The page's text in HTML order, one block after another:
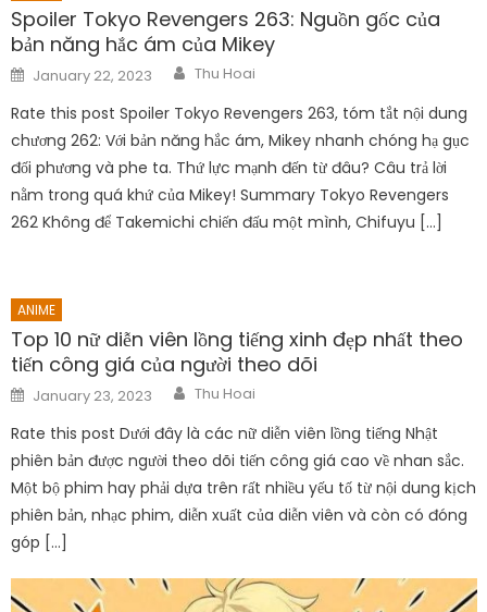
Spoiler Tokyo Revengers 263: Nguồn gốc của
bản năng hắc ám của Mikey
Posted
on
January 22, 2023 Author
Thu Hoai
Rate this post Spoiler Tokyo Revengers 263, tóm tắt nội dung
chương 262: Với bản năng hắc ám, Mikey nhanh chóng hạ gục
đối phương và phe ta. Thứ lực mạnh đến từ đâu? Câu trả lời
nằm trong quá khứ của Mikey! Summary Tokyo Revengers
262 Không để Takemichi chiến đấu một mình, Chifuyu […]
ANIME
Top 10 nữ diễn viên lồng tiếng xinh đẹp nhất theo
tiến công giá của người theo dõi
Posted
on
January 23, 2023 Author
Thu Hoai
Rate this post Dưới đây là các nữ diễn viên lồng tiếng Nhật
phiên bản được người theo dõi tiến công giá cao về nhan sắc.
Một bộ phim hay phải dựa trên rất nhiều yếu tố từ nội dung kịch
phiên bản, nhạc phim, diễn xuất của diễn viên và còn có đóng
góp […]